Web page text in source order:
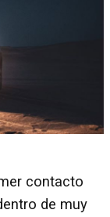
contacto
de muy